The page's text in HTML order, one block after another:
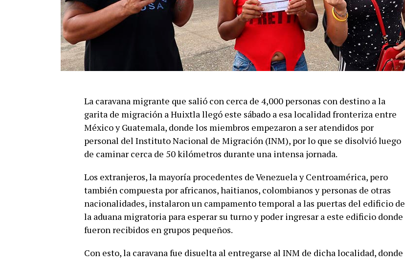
La caravana migrante que salió con cerca de 4,000 personas con destino a la
garita de migración a Huixtla llegó este sábado a esa localidad fronteriza entre
México y Guatemala, donde los miembros empezaron a ser atendidos por
personal del Instituto Nacional de Migración (INM), por lo que se disolvió luego
de caminar cerca de 50 kilómetros durante una intensa jornada.
Los extranjeros, la mayoría procedentes de Venezuela y Centroamérica, pero
también compuesta por africanos, haitianos, colombianos y personas de otras
nacionalidades, instalaron un campamento temporal a las puertas del edificio de
la aduana migratoria para esperar su turno y poder ingresar a este edificio donde
fueron recibidos en grupos pequeños.
Con esto, la caravana fue disuelta al entregarse al INM de dicha localidad, donde